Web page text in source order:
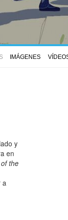
IMÁGENES
y
en
the
a